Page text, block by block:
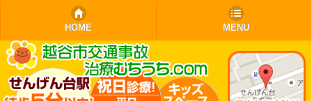
HOME MENU